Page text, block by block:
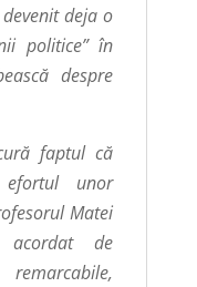
deja o
politice” în
despre
faptul că
unor
Matei
acordat de